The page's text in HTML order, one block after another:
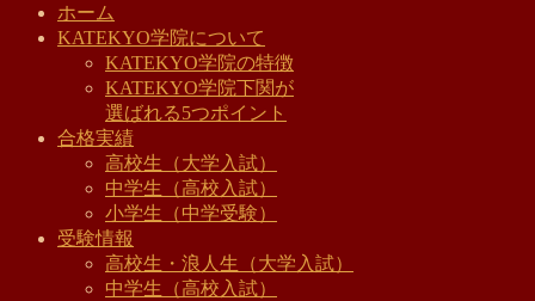
ホーム
KATEKYO学院について
KATEKYO学院の特徴
KATEKYO学院下関が
選ばれる5つポイント
合格実績
高校生（大学入試）
中学生（高校入試）
小学生（中学受験）
受験情報
高校生・浪人生（大学入試）
中学生（高校入試）